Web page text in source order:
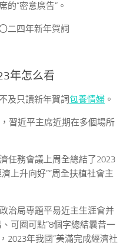
“密意廣告”。
二四年新年賀詞
年怎么看
及只讀新年賀詞包養情婦 。
習近平主席近期在多個場所
任務會議上周全總結了2023
上升向好”“周全扶植社會主
治局專題平易近主生涯會并
可圈可點”8個字總結曩昔一
2023年我國“美滿完成經濟社